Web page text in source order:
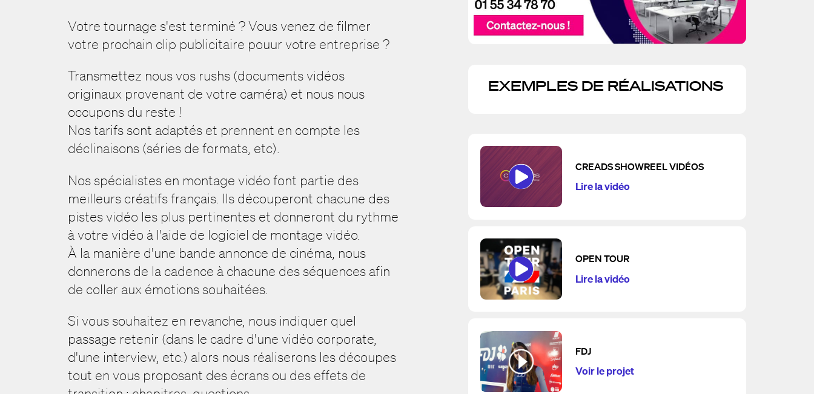
Votre tournage s'est terminé ? Vous venez de filmer
votre prochain clip publicitaire pouur votre entreprise ?
Transmettez nous vos rushs (documents vidéos
originaux provenant de votre caméra) et nous nous
occupons du reste !
Nos tarifs sont adaptés et prennent en compte les
déclinaisons (séries de formats, etc).
Nos spécialistes en montage vidéo font partie des
meilleurs créatifs français. Ils découperont chacune des
pistes vidéo les plus pertinentes et donneront du rythme
à votre vidéo à l'aide de logiciel de montage vidéo.
À la manière d'une bande annonce de cinéma, nous
donnerons de la cadence à chacune des séquences afin
de coller aux émotions souhaitées.
Si vous souhaitez en revanche, nous indiquer quel
passage retenir (dans le cadre d'une vidéo corporate,
d'une interview, etc.) alors nous réaliserons les découpes
tout en vous proposant des écrans ou des effets de
EXEMPLES DE RÉALISATIONS
CREADS SHOWREEL VIDÉOS
Lire la vidéo
OPEN TOUR
Lire la vidéo
FDJ
Voir le projet